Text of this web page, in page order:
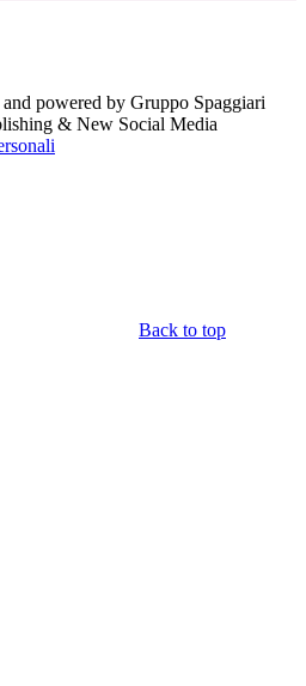
powered by Gruppo Spaggiari
& New Social Media
Back to top